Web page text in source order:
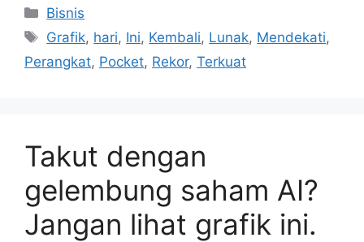
Kategori
Bisnis
Tag
Grafik, hari, Ini, Kembali, Lunak, Mendekati,
Perangkat, Pocket, Rekor, Terkuat
Takut dengan
gelembung saham AI?
Jangan lihat grafik ini.